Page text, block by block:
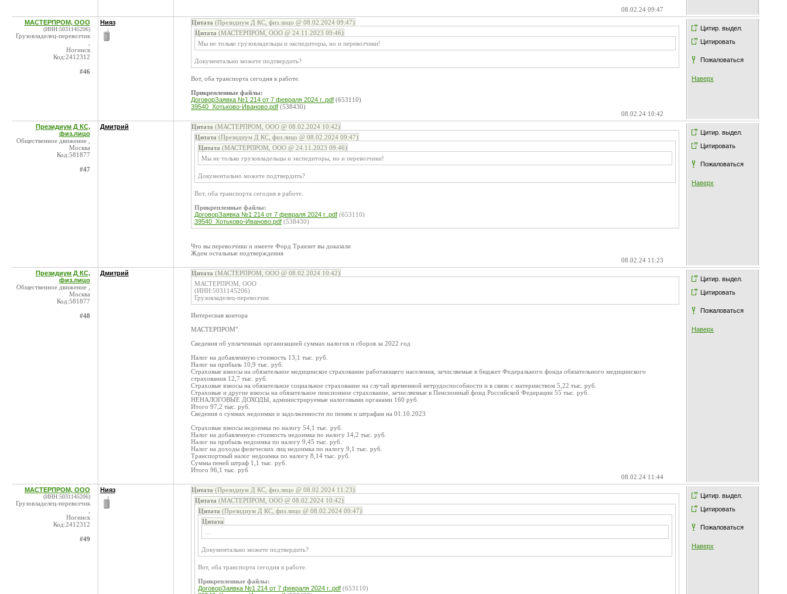
08.02.24 09:47
Цитир. выдел.
Цитировать
Пожаловаться
Наверх
МАСТЕРПРОМ, ООО
(ИНН:5031145206)
Грузовладелец-перевозчик
Ногинск
Код:2412312
#46
Нияз Цитата (Президиум Д КС, физ.лицо @ 08.02.2024 09:47)
Цитата (МАСТЕРПРОМ, ООО @ 24.11.2023 09:46)
Мы не только грузовладельцы и экспедиторы, но и перевозчики!
Документально можете подтвердить?
Вот, оба транспорта сегодня в работе.
Прикрепленные файлы:
ДоговорЗаявка №1 214 от 7 февраля 2024 г..pdf (653110)
39540_Хотьково-Иваново.pdf (538430)
08.02.24 10:42
Цитир. выдел.
Цитировать
Пожаловаться
Наверх
Президиум Д КС,
физ.лицо
Общественное движение ,
Москва
Код:581877
#47
Дмитрий Цитата (МАСТЕРПРОМ, ООО @ 08.02.2024 10:42)
Цитата (Президиум Д КС, физ.лицо @ 08.02.2024 09:47)
Цитата (МАСТЕРПРОМ, ООО @ 24.11.2023 09:46)
Мы не только грузовладельцы и экспедиторы, но и перевозчики!
Документально можете подтвердить?
Вот, оба транспорта сегодня в работе.
Прикрепленные файлы:
ДоговорЗаявка №1 214 от 7 февраля 2024 г..pdf (653110)
39540_Хотьково-Иваново.pdf (538430)
Что вы перевозчики и имеете Форд Транзит вы доказали
Ждем остальные подтверждения
08.02.24 11:23
Цитир. выдел.
Цитировать
Пожаловаться
Наверх
Президиум Д КС,
физ.лицо
Общественное движение ,
Москва
Код:581877
#48
Дмитрий Цитата (МАСТЕРПРОМ, ООО @ 08.02.2024 10:42)
МАСТЕРПРОМ, ООО
(ИНН:5031145206)
Грузовладелец-перевозчик
Интересная контора
МАСТЕРПРОМ".
Сведения об уплаченных организацией суммах налогов и сборов за 2022 год
Налог на добавленную стоимость 13,1 тыс. руб.
Налог на прибыль 10,9 тыс. руб.
Страховые взносы на обязательное медицинское страхование работающего населения, зачисляемые в бюджет Федерального фонда обязательного медицинского
страхования 12,7 тыс. руб.
Страховые взносы на обязательное социальное страхование на случай временной нетрудоспособности и в связи с материнством 5,22 тыс. руб.
Страховые и другие взносы на обязательное пенсионное страхование, зачисляемые в Пенсионный фонд Российской Федерации 55 тыс. руб.
НЕНАЛОГОВЫЕ ДОХОДЫ, администрируемые налоговыми органами 160 руб.
Итого 97,2 тыс. руб.
Сведения о суммах недоимки и задолженности по пеням и штрафам на 01.10.2023
Страховые взносы недоимка по налогу 54,1 тыс. руб.
Налог на добавленную стоимость недоимка по налогу 14,2 тыс. руб.
Налог на прибыль недоимка по налогу 9,45 тыс. руб.
Налог на доходы физических лиц недоимка по налогу 9,1 тыс. руб.
Транспортный налог недоимка по налогу 8,14 тыс. руб.
Суммы пеней штраф 1,1 тыс. руб.
Итого 96,1 тыс. руб
08.02.24 11:44
Цитир. выдел.
Цитировать
Пожаловаться
Наверх
МАСТЕРПРОМ, ООО
(ИНН:5031145206)
Грузовладелец-перевозчик
Ногинск
Код:2412312
#49
Нияз Цитата (Президиум Д КС, физ.лицо @ 08.02.2024 11:23)
Цитата (МАСТЕРПРОМ, ООО @ 08.02.2024 10:42)
Цитата (Президиум Д КС, физ.лицо @ 08.02.2024 09:47)
Цитата
Документально можете подтвердить?
Вот, оба транспорта сегодня в работе.
Прикрепленные файлы:
ДоговорЗаявка №1 214 от 7 февраля 2024 г..pdf (653110)